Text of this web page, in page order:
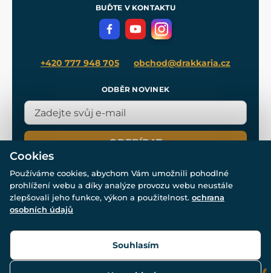
Meče pro Kingdom Come
BUĎTE V KONTAKTU
+420 777 948 705 obchod@drakkaria.cz
ODBĚR NOVINEK
ODEBÍRAT
© Všechna práva vyhrazena. www.drakkaria.cz 2007-2026.
Cookies
Používáme cookies, abychom Vám umožnili pohodlné
prohlížení webu a díky analýze provozu webu neustále
zlepšovali jeho funkce, výkon a použitelnost. ochrana
osobních údajů
Souhlasím